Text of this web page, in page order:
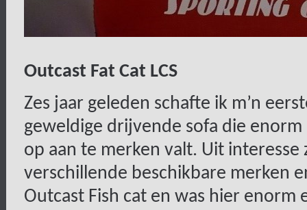
Outcast Fat Cat LCS
Zes jaar geleden schafte ik m’n
geweldige drijvende sofa die
op aan te merken valt. Uit
verschillende beschikbare merken
Outcast Fish cat en was hier enorm